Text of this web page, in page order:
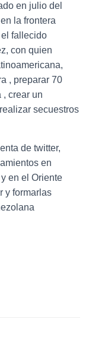
en julio del
la frontera
fallecido
con quien
, preparar 70
crear un
secuestros
de twitter,
en
en el Oriente
y formarlas